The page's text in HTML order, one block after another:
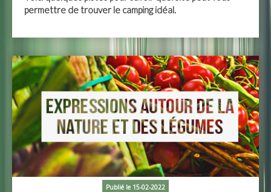
permettre de trouver le camping idéal.
Publié le 15-02-2022